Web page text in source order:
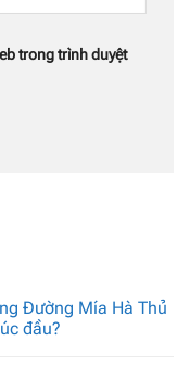
trong trình duyệt
Đường Mía Hà Thủ
đầu?